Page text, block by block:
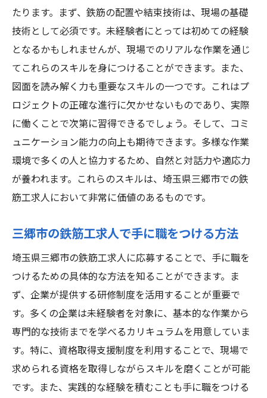
たります。まず、鉄筋の配置や結束技術は、現場の基礎
技術として必須です。未経験者にとっては初めての経験
となるかもしれませんが、現場でのリアルな作業を通じ
てこれらのスキルを身につけることができます。また、
図面を読み解く力も重要なスキルの一つです。これはプ
ロジェクトの正確な進行に欠かせないものであり、実際
に働くことで次第に習得できるでしょう。そして、コミ
ュニケーション能力の向上も期待できます。多様な作業
環境で多くの人と協力するため、自然と対話力や適応力
が養われます。これらのスキルは、埼玉県三郷市での鉄
筋工求人において非常に価値のあるものです。
三郷市の鉄筋工求人で手に職をつける方法
埼玉県三郷市の鉄筋工求人に応募することで、手に職を
つけるための具体的な方法を知ることができます。ま
ず、企業が提供する研修制度を活用することが重要で
す。多くの企業は未経験者を対象に、基本的な作業から
専門的な技術までを学べるカリキュラムを用意していま
す。特に、資格取得支援制度を利用することで、現場で
求められる資格を取得しながらスキルを磨くことが可能
です。また、実践的な経験を積むことも手に職をつける